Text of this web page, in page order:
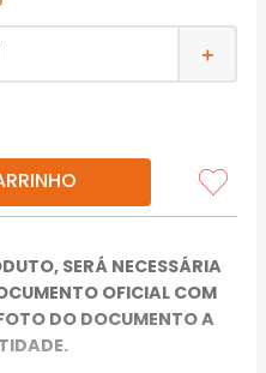
＋
SERÁ NECESSÁRIA
OFICIAL COM
DO DOCUMENTO A